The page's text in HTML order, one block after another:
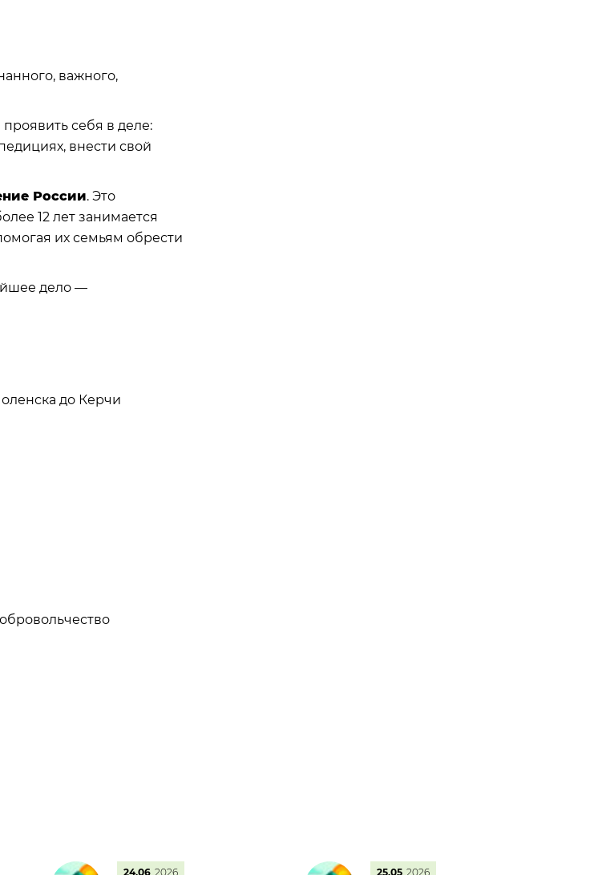
важного,
себя в деле:
внести свой
России. Это
12 лет занимается
их семьям обрести
дело —
до Керчи
24.06 2026 25.05 2026